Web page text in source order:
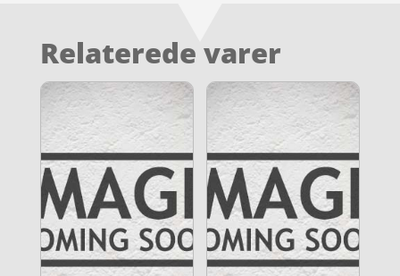
Relaterede varer